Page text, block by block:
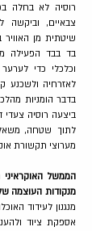
רוסיה לא בחלה
צבאיים, וביקשה
שיטתית מן
בד בבד הפעילה
וכלכלי כדי
לאזרחיה ולשכנע
בדבר הומניות
ביצעה רוסיה צעדי
לתוך שטחה,
מערוצי תקשורת
הממשל
מנקודות העוצמה
מנגנון לעידוד
אספקת ציוד